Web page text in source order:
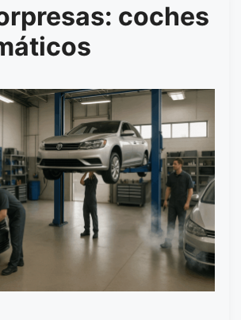
coches